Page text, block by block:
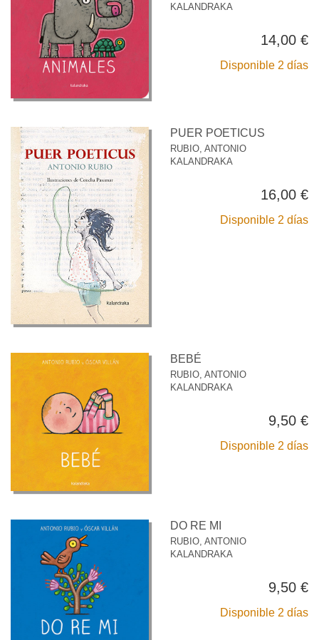
KALANDRAKA
14,00 €
Disponible 2 días
PUER POETICUS
RUBIO, ANTONIO
KALANDRAKA
16,00 €
Disponible 2 días
BEBÉ
RUBIO, ANTONIO
KALANDRAKA
9,50 €
Disponible 2 días
DO RE MI
RUBIO, ANTONIO
KALANDRAKA
9,50 €
Disponible 2 días